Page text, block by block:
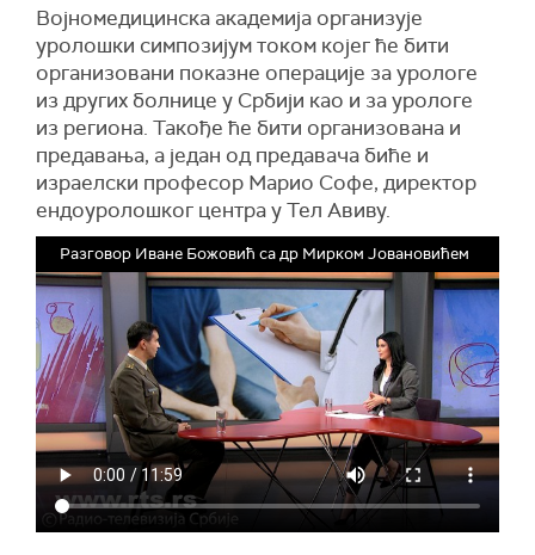
Војномедицинска академија организује
уролошки симпозијум током којег ће бити
организовани показне операције за урологе
из других болнице у Србији као и за урологе
из региона. Такође ће бити организована и
предавања, а један од предавача биће и
израелски професор Марио Софе, директор
ендоуролошког центра у Тел Авиву.
Разговор Иване Божовић са др Мирком Јовановићем